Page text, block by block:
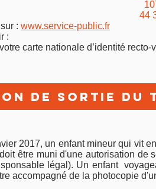
44
: www.service-public.fr
:
carte nationale d’identité recto-
de sortie du
2017, un enfant mineur qui vit
être muni d'une autorisation de
légal). Un enfant
accompagné de la photocopie